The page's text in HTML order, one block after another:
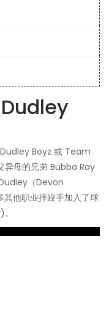
Boyz 或 Team
异母的兄弟 Bubba Ray
（Devon
他职业摔跤手加入了球